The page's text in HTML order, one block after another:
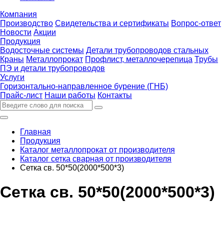
Компания
Производство Свидетельства и сертификаты Вопрос-ответ
Новости Акции
Продукция
Водосточные системы Детали трубопроводов стальных
Краны Металлопрокат Профлист, металлочерепица Трубы
ПЭ и детали трубопроводов
Услуги
Горизонтально-направленное бурение (ГНБ)
Прайс-лист Наши работы Контакты
Главная
Продукция
Каталог металлопрокат от производителя
Каталог сетка сварная от производителя
Сетка св. 50*50(2000*500*3)
Сетка св. 50*50(2000*500*3)